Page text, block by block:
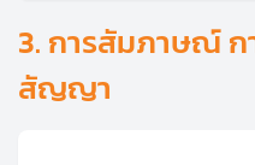
เช่น ผู้ดูแลผู้สูงอายุ หรือพนั
หลักสูตรดูแลผู้สูงอายุจาก
สุขภาพพื้นฐาน การสื่อสาร แ
เอาใจใส่
3. การสัมภาษณ์ ก
สัญญา